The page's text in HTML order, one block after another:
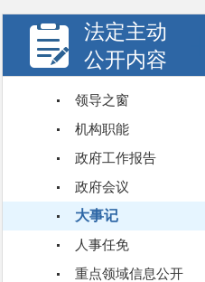
法定主动
公开内容
领导之窗
机构职能
政府工作报告
政府会议
大事记
人事任免
重点领域信息公开